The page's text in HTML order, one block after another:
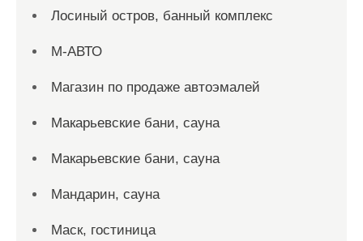
Лосиный остров, банный комплекс
М-АВТО
Магазин по продаже автоэмалей
Макарьевские бани, сауна
Макарьевские бани, сауна
Мандарин, сауна
Маск, гостиница